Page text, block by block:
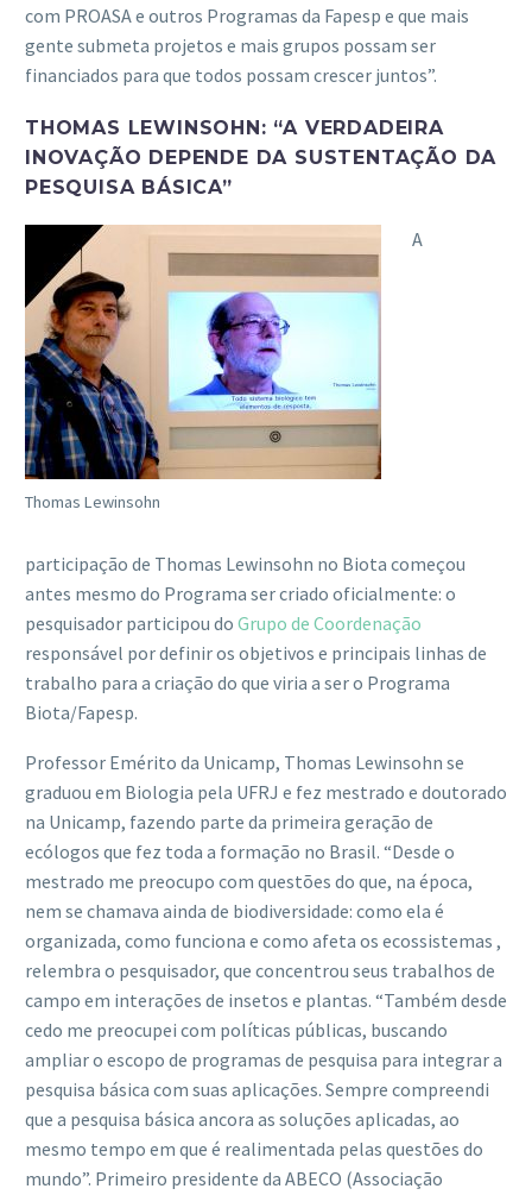
com PROASA e outros Programas da Fapesp e que mais
gente submeta projetos e mais grupos possam ser
financiados para que todos possam crescer juntos”.
THOMAS LEWINSOHN: “A VERDADEIRA
INOVAÇÃO DEPENDE DA SUSTENTAÇÃO DA
PESQUISA BÁSICA”
Thomas Lewinsohn
A
participação de Thomas Lewinsohn no Biota começou
antes mesmo do Programa ser criado oficialmente: o
pesquisador participou do Grupo de Coordenação
responsável por definir os objetivos e principais linhas de
trabalho para a criação do que viria a ser o Programa
Biota/Fapesp.
Professor Emérito da Unicamp, Thomas Lewinsohn se
graduou em Biologia pela UFRJ e fez mestrado e doutorado
na Unicamp, fazendo parte da primeira geração de
ecólogos que fez toda a formação no Brasil. “Desde o
mestrado me preocupo com questões do que, na época,
nem se chamava ainda de biodiversidade: como ela é
organizada, como funciona e como afeta os ecossistemas ,
relembra o pesquisador, que concentrou seus trabalhos de
campo em interações de insetos e plantas. “Também desde
cedo me preocupei com políticas públicas, buscando
ampliar o escopo de programas de pesquisa para integrar a
pesquisa básica com suas aplicações. Sempre compreendi
que a pesquisa básica ancora as soluções aplicadas, ao
mesmo tempo em que é realimentada pelas questões do
mundo”. Primeiro presidente da ABECO (Associação